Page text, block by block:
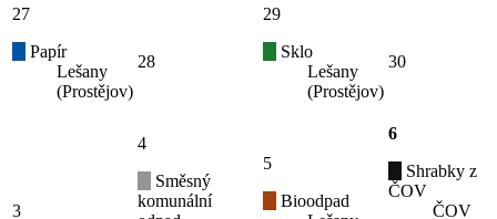
27
Papír
Lešany
(Prostějov)
28
29
Sklo
Lešany
(Prostějov)
30
3
4
Směsný
komunální
5
Bioodpad
6
Shrabky z
ČOV
ČOV